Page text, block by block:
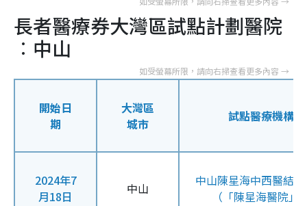
長者醫療券大灣區試點計劃醫院
︰中山
開始日
期
大灣區
城市
試點醫療機構
2024年7
月18日
中山
中山陳星海中西醫結
（「陳星海醫院」